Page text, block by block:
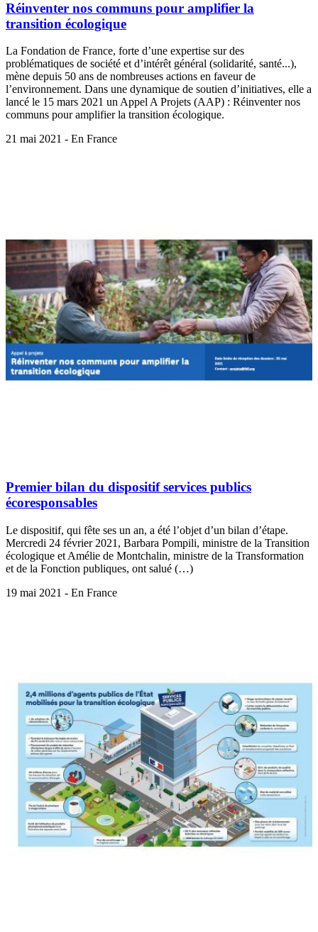
Réinventer nos communs pour amplifier la
transition écologique
La Fondation de France, forte d’une expertise sur des
problématiques de société et d’intérêt général (solidarité, santé...),
mène depuis 50 ans de nombreuses actions en faveur de
l’environnement. Dans une dynamique de soutien d’initiatives, elle a
lancé le 15 mars 2021 un Appel A Projets (AAP) : Réinventer nos
communs pour amplifier la transition écologique.
21 mai 2021 - En France
Premier bilan du dispositif services publics
écoresponsables
Le dispositif, qui fête ses un an, a été l’objet d’un bilan d’étape.
Mercredi 24 février 2021, Barbara Pompili, ministre de la Transition
écologique et Amélie de Montchalin, ministre de la Transformation
et de la Fonction publiques, ont salué (…)
19 mai 2021 - En France